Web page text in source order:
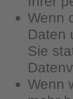
Wenn
Daten
Sie
Wenn